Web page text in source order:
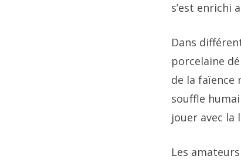
s’est enrichi
Dans
porcelaine
de la faïence
souffle
jouer avec la
Les